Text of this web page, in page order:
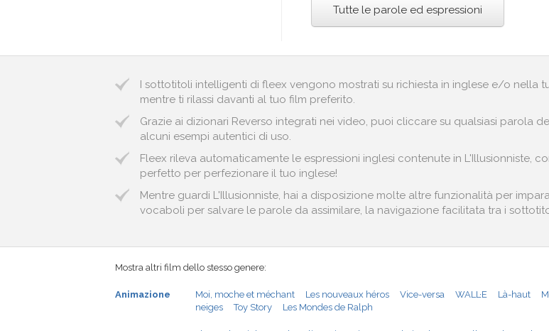
Tutte le parole ed espressioni
I sottotitoli intelligenti di fleex vengono mostrati su richiesta in inglese e/o nella
mentre ti rilassi davanti al tuo film preferito.
Grazie ai dizionari Reverso integrati nei video, puoi cliccare su qualsiasi parola
alcuni esempi autentici di uso.
Fleex rileva automaticamente le espressioni inglesi contenute in L'Illusionniste,
perfetto per perfezionare il tuo inglese!
Mentre guardi L'Illusionniste, hai a disposizione molte altre funzionalità per
vocaboli per salvare le parole da assimilare, la navigazione facilitata tra i
Mostra altri film dello stesso genere:
Animazione Moi, moche et méchant Les nouveaux héros Vice-versa WALL·E Là-haut
neiges
Toy Story Les Mondes de Ralph